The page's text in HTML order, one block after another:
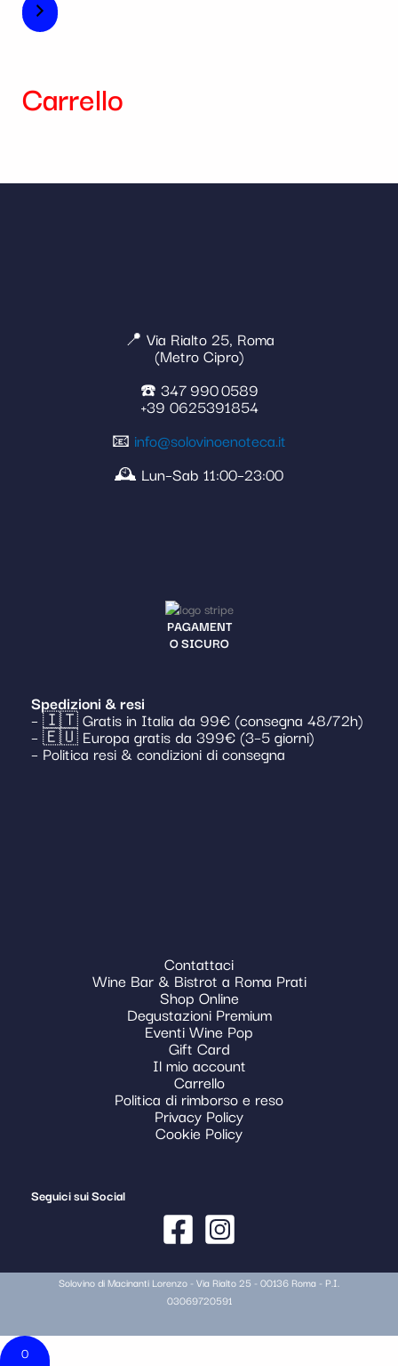
Carrello
📍 Via Rialto 25, Roma
(Metro Cipro)
☎️ 347 990 0589
+39 0625391854
📧 info@solovinoenoteca.it
🕰️ Lun–Sab 11:00–23:00
PAGAMENT
O SICURO
Spedizioni & resi
– 🇮🇹 Gratis in Italia da 99€ (consegna 48/72h)
– 🇪🇺 Europa gratis da 399€ (3–5 giorni)
– Politica resi & condizioni di consegna
Contattaci
Wine Bar & Bistrot a Roma Prati
Shop Online
Degustazioni Premium
Eventi Wine Pop
Gift Card
Il mio account
Carrello
Politica di rimborso e reso
Privacy Policy
Cookie Policy
Seguici sui Social
Solovino di Macinanti Lorenzo - Via Rialto 25 - 00136 Roma - P.I.
03069720591
0